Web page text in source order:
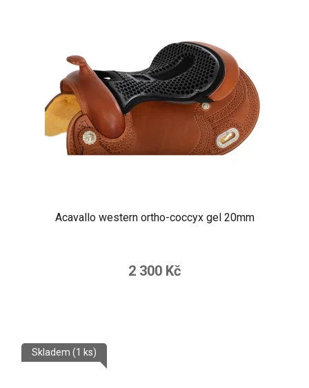
Acavallo western ortho-coccyx gel 20mm
2 300 Kč
Skladem (1 ks)